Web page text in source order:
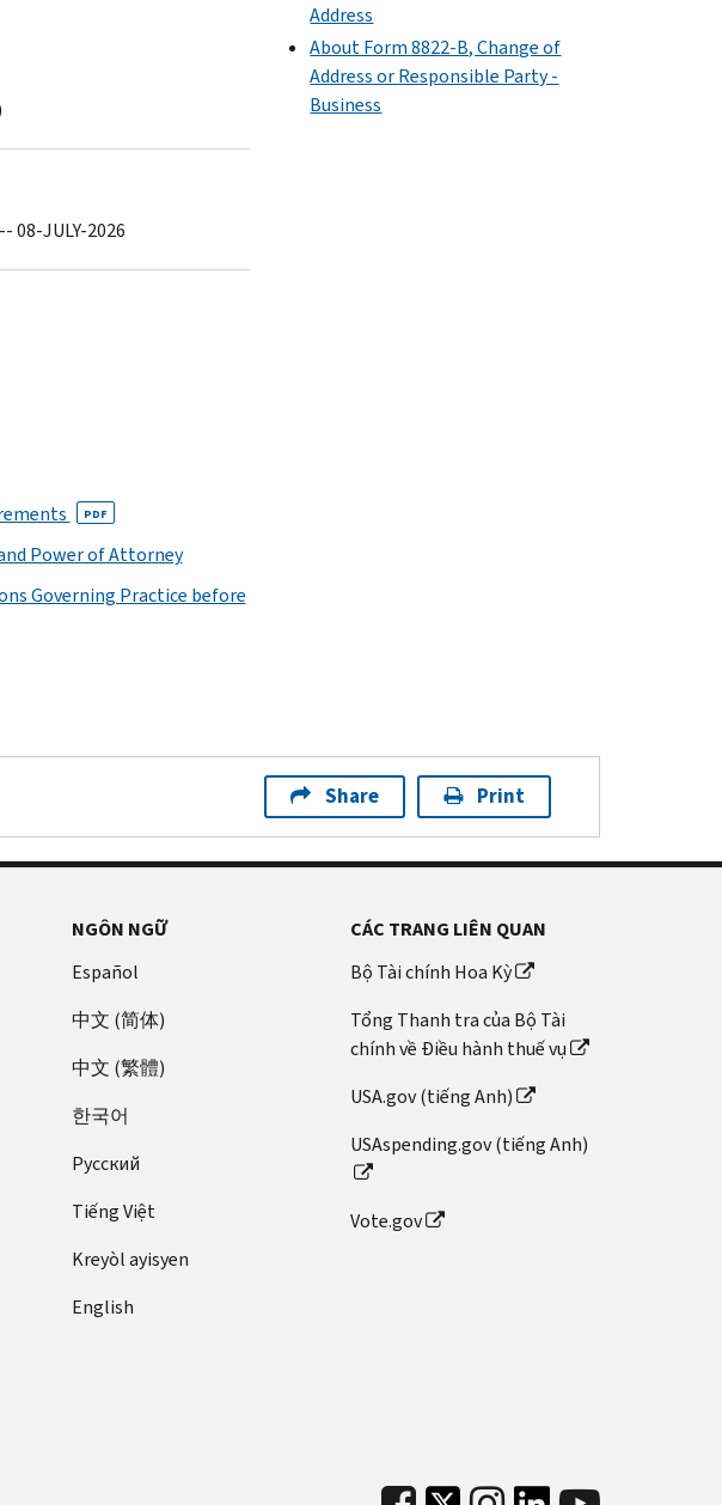
-- 08-JULY-2026
PDF
Power of Attorney
Governing Practice before
Address
About Form 8822-B, Change of
Address or Responsible Party -
Business
Share Print
NGÔN NGỮ
Español
中文 (简体)
中文 (繁體)
한국어
Pусский
Tiếng Việt
Kreyòl ayisyen
English
CÁC TRANG LIÊN QUAN
Bộ Tài chính Hoa Kỳ
Tổng Thanh tra của Bộ Tài
chính về Điều hành thuế vụ
USA.gov (tiếng Anh)
USAspending.gov (tiếng Anh)
Vote.gov